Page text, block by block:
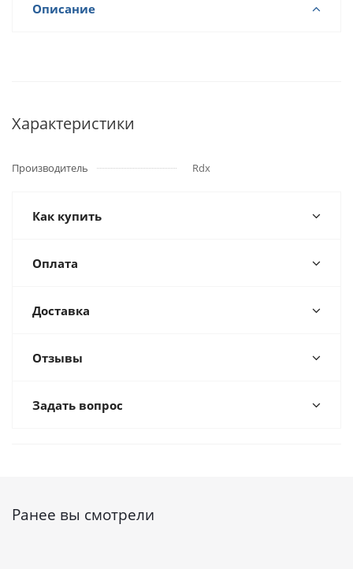
Описание
Характеристики
Производитель Rdx
Как купить
Оплата
Доставка
Отзывы
Задать вопрос
Ранее вы смотрели